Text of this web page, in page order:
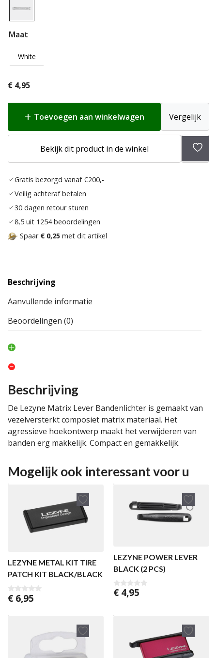
Maat
White
€ 4,95
Toevoegen aan winkelwagen Vergelijk
Bekijk dit product in de winkel
Gratis bezorgd vanaf €200,-
Veilig achteraf betalen
30 dagen retour sturen
8,5 uit 1254 beoordelingen
Spaar € 0,25 met dit artikel
Beschrijving
Aanvullende informatie
Beoordelingen (0)
Beschrijving
De Lezyne Matrix Lever Bandenlichter is gemaakt van
vezelversterkt composiet matrix materiaal. Het
agressieve hoekontwerp maakt het verwijderen van
banden erg makkelijk. Compact en gemakkelijk.
Mogelijk ook interessant voor u
LEZYNE METAL KIT TIRE
PATCH KIT BLACK/BLACK
0
v
n
€ 6,95
LEZYNE POWER LEVER
BLACK (2 PCS)
0
5
€ 4,95